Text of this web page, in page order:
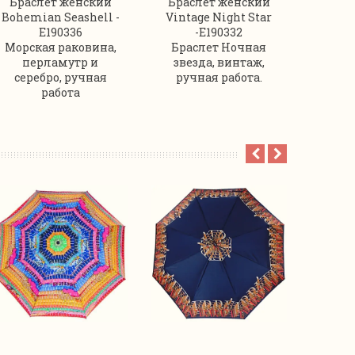
Bohemian Seashell -
E190336
Морская раковина,
перламутр и
серебро, ручная
работа
Vintage Night Star
-Е190332
Браслет Ночная
звезда, винтаж,
ручная работа.